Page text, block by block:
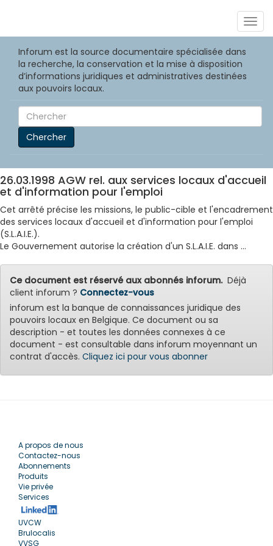
Inforum est la source documentaire spécialisée dans
la recherche, la conservation et la mise à disposition
d’informations juridiques et administratives destinées
aux pouvoirs locaux.
Chercher
26.03.1998 AGW rel. aux services locaux d'accueil
et d'information pour l'emploi
Cet arrêté précise les missions, le public-cible et l'encadrement
des services locaux d'accueil et d'information pour l'emploi
(S.L.A.I.E.).
Le Gouvernement autorise la création d'un S.L.A.I.E. dans ...
Ce document est réservé aux abonnés inforum.Déjà
client inforum ? Connectez-vous
inforum est la banque de connaissances juridique des
pouvoirs locaux en Belgique. Ce document ou sa
description - et toutes les données connexes à ce
document - est consultable dans inforum moyennant un
contrat d'accès. Cliquez ici pour vous abonner
A propos de nous
Contactez-nous
Abonnements
Produits
Vie privée
Services
UVCW
Brulocalis
VVSG